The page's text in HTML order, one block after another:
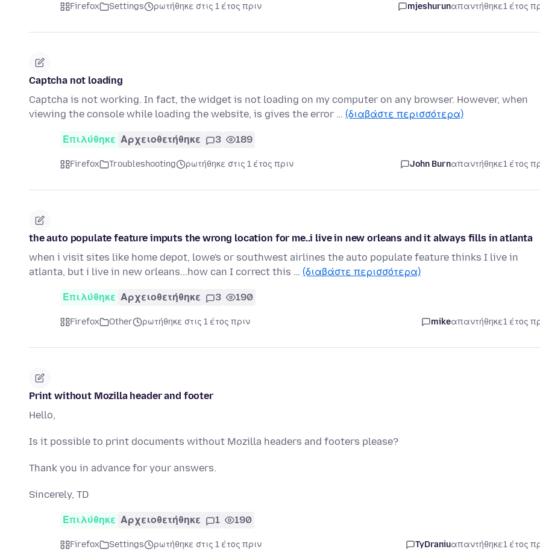
Firefox Settings ρωτήθηκε στις 1 έτος πριν mjeshurunαπαντήθηκε1 έτος
Captcha not loading
Captcha is not working. In fact, the widget is not loading on my computer on any browser. However, when
viewing the console while loading the website, is gives the error … (διαβάστε περισσότερα)
Επιλύθηκε Αρχειοθετήθηκε 3 189
Firefox Troubleshooting ρωτήθηκε στις 1 έτος πριν John Burnαπαντήθηκε1 έτος
the auto populate feature imputs the wrong location for me..i live in new orleans and it always fills in atlanta
when i visit sites like home depot, lowe's or southwest airlines the auto populate feature thinks I live in
atlanta, but i live in new orleans...how can I correct this … (διαβάστε περισσότερα)
Επιλύθηκε Αρχειοθετήθηκε 3 190
Firefox Other ρωτήθηκε στις 1 έτος πριν mikeαπαντήθηκε1 έτος
Print without Mozilla header and footer
Hello,
Is it possible to print documents without Mozilla headers and footers please?
Thank you in advance for your answers.
Sincerely, TD
Επιλύθηκε Αρχειοθετήθηκε 1 190
Firefox Settings ρωτήθηκε στις 1 έτος πριν TyDraniuαπαντήθηκε1 έτος